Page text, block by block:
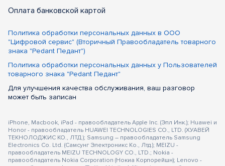
Оплата банковской картой
Политика обработки персональных данных в ООО
"Цифровой сервис" (Вторичный Правообладатель товарного
знака "Pedant Педант")
Политика обработки персональных данных у Пользователей
товарного знака "Pedant Педант"
Для улучшения качества обслуживания, ваш разговор
может быть записан
iPhone, Macbook, iPad - правообладатель Apple Inc. (Эпл Инк.); Huawei и
Honor - правообладатель HUAWEI TECHNOLOGIES CO., LTD. (ХУАВЕЙ
ТЕКНОЛОДЖИС КО., ЛТД.); Samsung – правообладатель Samsung
Electronics Co. Ltd. (Самсунг Электроникс Ко., Лтд.); MEIZU -
правообладатель MEIZU TECHNOLOGY CO., LTD.; Nokia -
правообладатель Nokia Corporation (Нокиа Корпорейшн); Lenovo -